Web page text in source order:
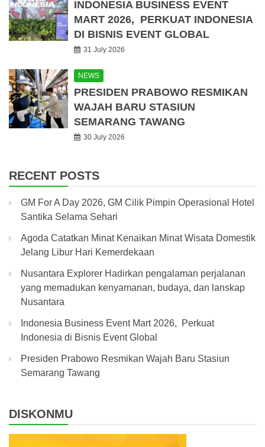
INDONESIA BUSINESS EVENT
MART 2026, PERKUAT INDONESIA
DI BISNIS EVENT GLOBAL
31 July 2026
NEWS
PRESIDEN PRABOWO RESMIKAN
WAJAH BARU STASIUN
SEMARANG TAWANG
30 July 2026
RECENT POSTS
GM For A Day 2026, GM Cilik Pimpin Operasional Hotel
Santika Selama Sehari
Agoda Catatkan Minat Kenaikan Minat Wisata Domestik
Jelang Libur Hari Kemerdekaan
Nusantara Explorer Hadirkan pengalaman perjalanan
yang memadukan kenyamanan, budaya, dan lanskap
Nusantara
Indonesia Business Event Mart 2026, Perkuat
Indonesia di Bisnis Event Global
Presiden Prabowo Resmikan Wajah Baru Stasiun
Semarang Tawang
DISKONMU